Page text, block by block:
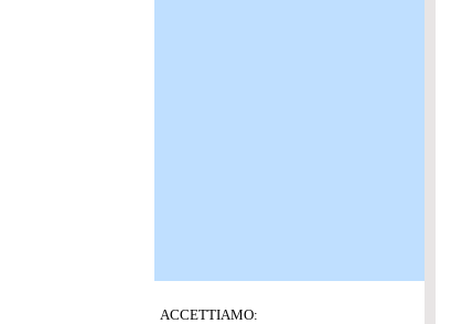
ACCETTIAMO: